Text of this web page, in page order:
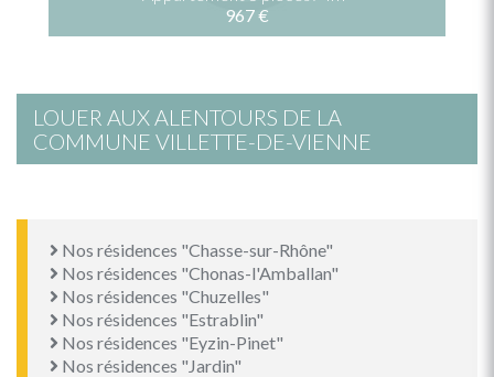
967 €
LOUER AUX ALENTOURS DE LA
COMMUNE VILLETTE-DE-VIENNE
Nos résidences "Chasse-sur-Rhône"
Nos résidences "Chonas-l'Amballan"
Nos résidences "Chuzelles"
Nos résidences "Estrablin"
Nos résidences "Eyzin-Pinet"
Nos résidences "Jardin"